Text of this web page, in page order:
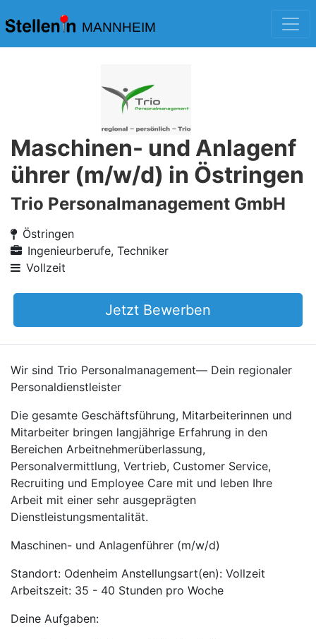
MANNHEIM
Maschinen- und Anlagenf
ührer (m/w/d) in Östringen
Trio Personalmanagement GmbH
Östringen
Ingenieurberufe, Techniker
Vollzeit
Jetzt Bewerben
Wir sind Trio Personalmanagement— Dein regionaler
Personaldienstleister
Die gesamte Geschäftsführung, Mitarbeiterinnen und
Mitarbeiter bringen langjährige Erfahrung in den
Bereichen Arbeitnehmerüberlassung,
Personalvermittlung, Vertrieb, Customer Service,
Recruiting und Employee Care mit und leben Ihre
Arbeit mit einer sehr ausgeprägten
Dienstleistungsmentalität.
Maschinen- und Anlagenführer (m/w/d)
Standort: Odenheim Anstellungsart(en): Vollzeit
Arbeitszeit: 35 - 40 Stunden pro Woche
Deine Aufgaben: